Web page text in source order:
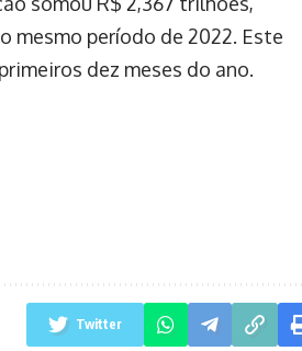
mesmo período de 2022. Este
dez meses do ano.
Twitter